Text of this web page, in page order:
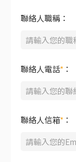
聯絡人職稱：
聯絡人電話* ：
聯絡人信箱* ：